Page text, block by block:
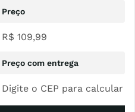
R$ 109,99
Digite o CEP para calcular